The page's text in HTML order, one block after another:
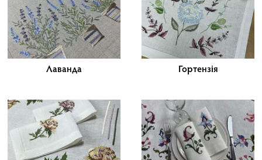
Лаванда Гортензія